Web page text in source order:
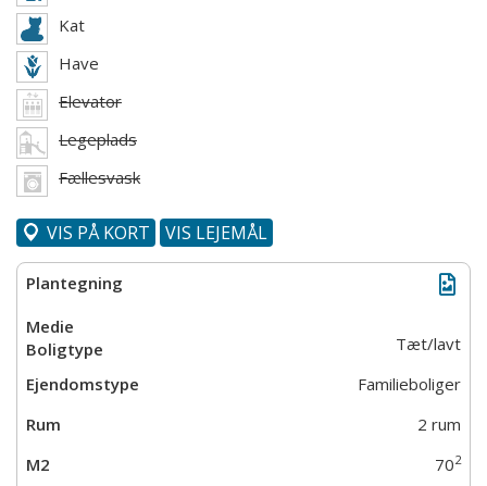
Kat
Have
Elevator
Legeplads
Fællesvask
VIS PÅ KORT VIS LEJEMÅL
Tæt/lavt
Familieboliger
2 rum
702